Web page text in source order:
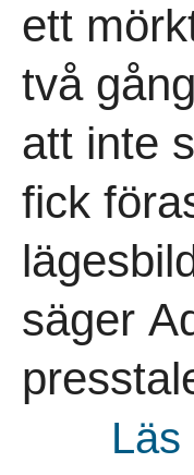
ett
två
att inte
fick
säger